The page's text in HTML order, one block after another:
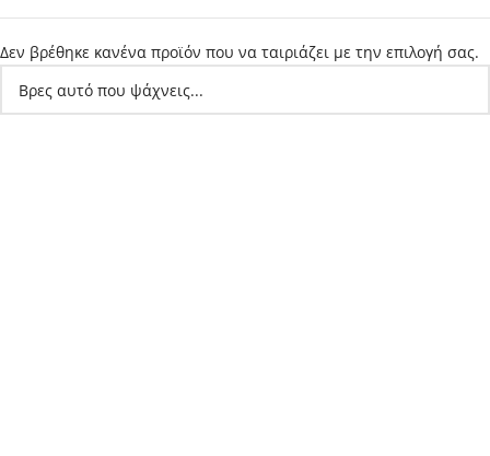
Δεν βρέθηκε κανένα προϊόν που να ταιριάζει με την επιλογή σας.